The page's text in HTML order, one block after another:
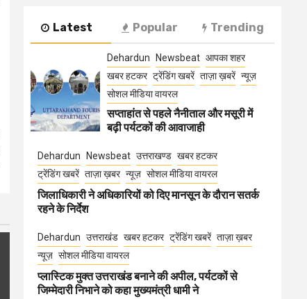
Latest Popular Trending
Dehardun Newsbeat आपका शहर
खबर हटकर ट्रेंडिंग खबरें ताज़ा ख़बरें न्यूज़
सोशल मीडिया वायरल
सप्ताहांत से पहले नैनीताल और मसूरी में
बढ़ी पर्यटकों की आवाजाही
Dehardun Newsbeat उत्तराखण्ड खबर हटकर
ट्रेंडिंग खबरें ताज़ा ख़बर न्यूज़ सोशल मीडिया वायरल
जिलाधिकारी ने अधिकारियों को दिए मानसून के दौरान सतर्क
रहने के निर्देश
Dehardun उत्तराखंड खबर हटकर ट्रेंडिंग खबरें ताज़ा ख़बर
न्यूज़ सोशल मीडिया वायरल
प्लास्टिक मुक्त उत्तराखंड बनाने की अपील, पर्यटकों से
जिम्मेदारी निभाने को कहा मुख्यमंत्री धामी ने